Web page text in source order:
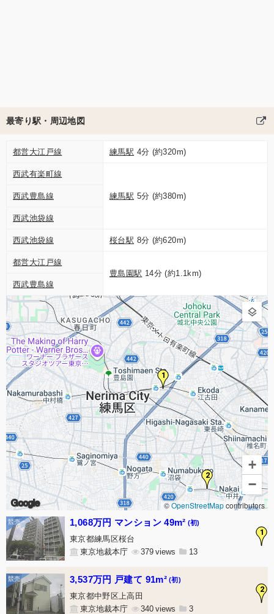
最寄り駅・周辺地図
都営大江戸線 練馬駅 4分 (約320m)
西武有楽町線
練馬駅 5分 (約380m)
西武豊島線
西武池袋線
西武池袋線 桜台駅 8分 (約620m)
都営大江戸線
豊島園駅 14分 (約1.1km)
西武豊島線
1
2
Google
+
−
©OpenStreetMapcontributors
1
1,068万円 マンション 49m² (初)
東京都練馬区桜台
東京地裁本庁
379 13
2
3,537万円 戸建て 91m² (初)
東京都中野区上高田
東京地裁本庁
340 3